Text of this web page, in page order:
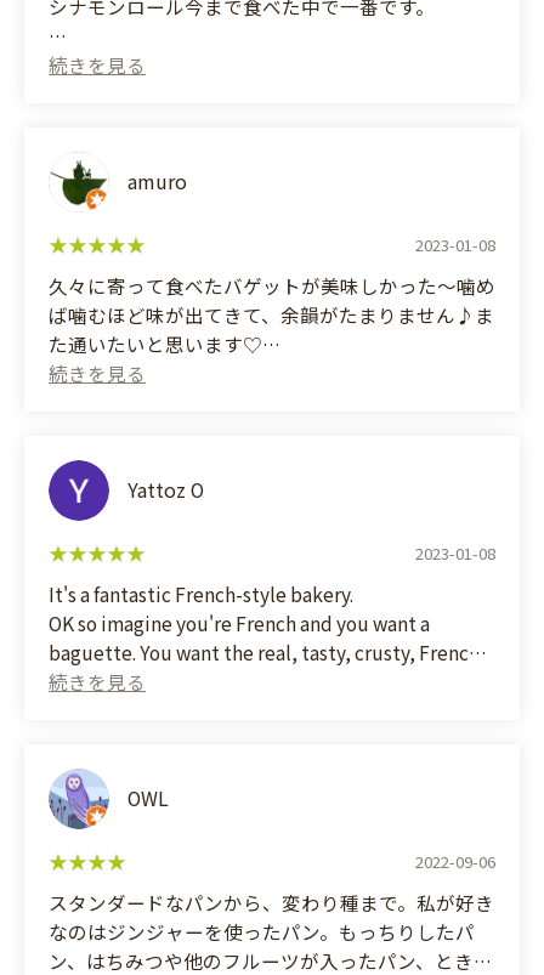
シナモンロール今まで食べた中で一番です。
(Translated by Google)
amuro
2023-01-08
久々に寄って食べたバゲットが美味しかった〜噛め
ば噛むほど味が出てきて、余韻がたまりません♪ま
た通いたいと思います♡
食べてから写真を撮るのを忘れて半分になってます
(Translated by Google)
I stopped by after a long time and the baguette I
ate was delicious! The more I chewed, the more
flavor came out, and the aftertaste was amazing♪ I
I forgot to take a picture after I ate it, so it's half
full, but they don't sell it in halves.
Yattoz O
2023-01-08
It's a fantastic French-style bakery.
OK so imagine you're French and you want a
baguette. You want the real, tasty, crusty, French
baguette. Then go there. They're incredible. If it
It's so good. I shiver from bliss every time I take a
bite. It's not even a joke, I really do.
And even outside of their outstanding baguette,
Croissant? Check. Even Kouign-Amann, check!
They never disappoint.
OWL
2022-09-06
スタンダードなパンから、変わり種まで。私が好き
なのはジンジャーを使ったパン。もっちりしたパ
ン、はちみつや他のフルーツが入ったパン、ときに